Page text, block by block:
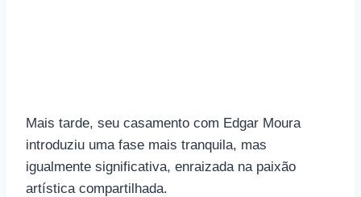
Mais tarde, seu casamento com Edgar Moura
introduziu uma fase mais tranquila, mas
igualmente significativa, enraizada na paixão
artística compartilhada.